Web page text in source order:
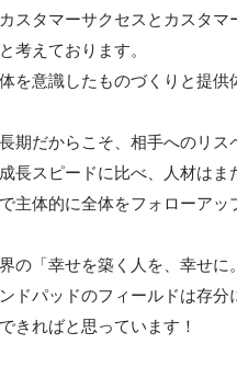
スタマーサクセスとカスタ
考えております。
を意識したものづくりと提供
長期だからこそ、相手へのリス
長スピードに比べ、人材は
主体的に全体をフォローアッ
の「幸せを築く人を、幸せ
ドパッドのフィールドは存
きればと思っています！